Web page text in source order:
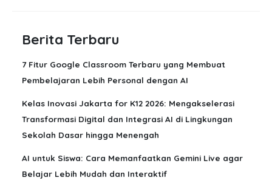
Berita Terbaru
7 Fitur Google Classroom Terbaru yang Membuat
Pembelajaran Lebih Personal dengan AI
Kelas Inovasi Jakarta for K12 2026: Mengakselerasi
Transformasi Digital dan Integrasi AI di Lingkungan
Sekolah Dasar hingga Menengah
AI untuk Siswa: Cara Memanfaatkan Gemini Live agar
Belajar Lebih Mudah dan Interaktif